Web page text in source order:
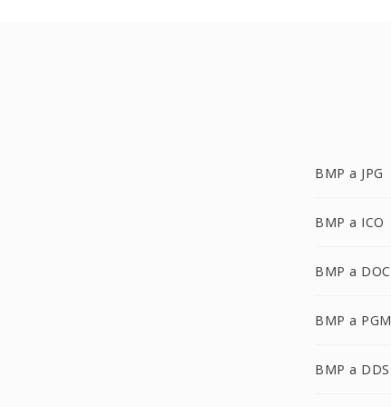
BMP a JPG
BMP a ICO
BMP a DOC
BMP a PGM
BMP a DDS